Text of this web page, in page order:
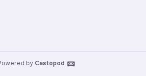
by Castopod